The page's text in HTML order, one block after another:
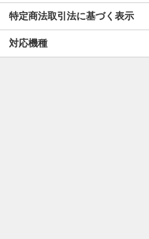
特定商法取引法に基づく表示
対応機種